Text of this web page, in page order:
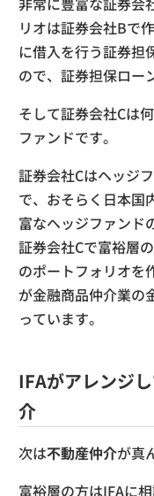
リオは証券会社Bで
に借入を行う証券担
ので、証券担保ロー
そして証券会社Cは
ファンドです。
証券会社Cはヘッジ
で、おそらく日本国
富なヘッジファンド
証券会社Cで富裕層
のポートフォリオを
が金融商品仲介業の
っています。
IFAがアレンジ
介
次は不動産仲介が真
富裕層の方はIFAに